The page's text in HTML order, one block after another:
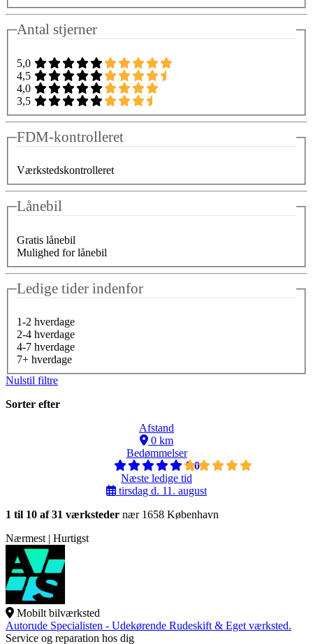
Antal stjerner
5,0
4,5
4,0
3,5
FDM-kontrolleret
Værkstedskontrolleret
Lånebil
Gratis lånebil
Mulighed for lånebil
Ledige tider indenfor
1-2 hverdage
2-4 hverdage
4-7 hverdage
7+ hverdage
Nulstil filtre
Sorter efter
Afstand
0 km
Bedømmelser
5,0
Næste ledige tid
tirsdag d. 11. august
1 til 10 af 31 værksteder nær 1658 København
Nærmest | Hurtigst
Mobilt bilværksted
Autorude Specialisten - Udekørende Rudeskift & Eget værksted.
Service og reparation hos dig